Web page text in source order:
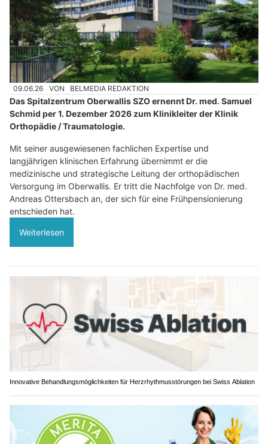
09.06.26 VON BELMEDIA REDAKTION
Das Spitalzentrum Oberwallis SZO ernennt Dr. med. Samuel
Schmid per 1. Dezember 2026 zum Klinikleiter der Klinik
Orthopädie / Traumatologie.
Mit seiner ausgewiesenen fachlichen Expertise und
langjährigen klinischen Erfahrung übernimmt er die
medizinische und strategische Leitung der orthopädischen
Versorgung im Oberwallis. Er tritt die Nachfolge von Dr. med.
Andreas Ottersbach an, der sich für eine Frühpensionierung
entschieden hat.
Weiterlesen
Innovative Behandlungsmöglichkeiten für Herzrhythmusstörungen bei Swiss Ablation